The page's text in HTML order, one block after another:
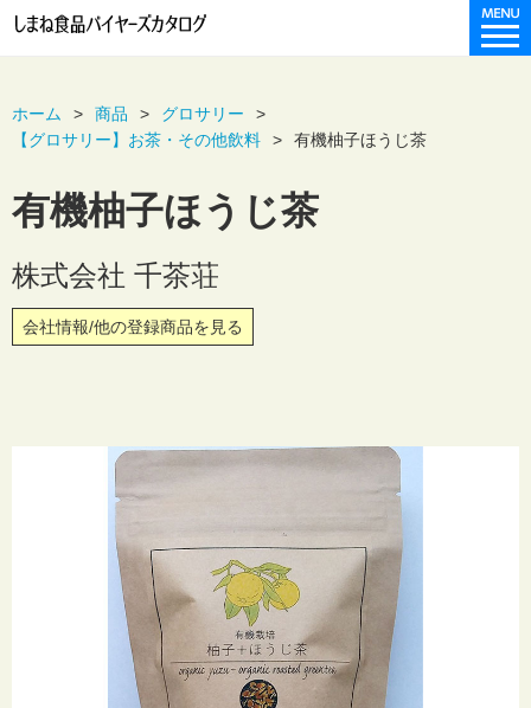
ホーム 商品
グロサリー
【グロサリー】お茶・その他飲料
有機柚子ほうじ茶
有機柚子ほうじ茶
株式会社 千茶荘
会社情報/他の登録商品を見る